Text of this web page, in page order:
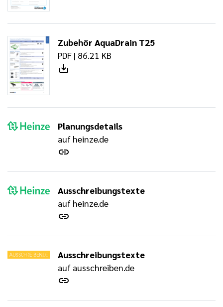
Zubehör AquaDrain T25
PDF | 86.21 KB
Planungsdetails
auf heinze.de
Ausschreibungstexte
auf heinze.de
Ausschreibungstexte
auf ausschreiben.de